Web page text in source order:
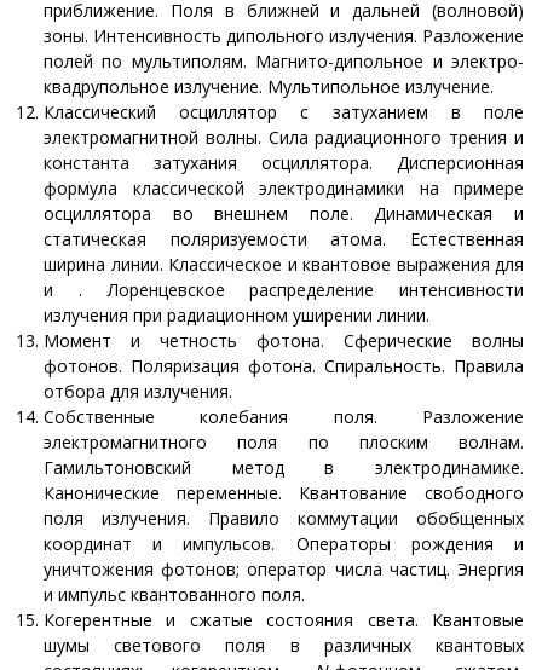
приближение. Поля в ближней и дальней (волновой)
зоны. Интенсивность дипольного излучения. Разложение
полей по мультиполям. Магнито-дипольное и электро-
квадрупольное излучение. Мультипольное излучение.
Классический осциллятор с затуханием в поле
электромагнитной волны. Сила радиационного трения и
константа затухания осциллятора. Дисперсионная
формула классической электродинамики на примере
осциллятора во внешнем поле. Динамическая и
статическая поляризуемости атома. Естественная
ширина линии. Классическое и квантовое выражения для
и . Лоренцевское распределение интенсивности
излучения при радиационном уширении линии.
Момент и четность фотона. Сферические волны
фотонов. Поляризация фотона. Спиральность. Правила
отбора для излучения.
Собственные колебания поля. Разложение
электромагнитного поля по плоским волнам.
Гамильтоновский метод в электродинамике.
Канонические переменные. Квантование свободного
поля излучения. Правило коммутации обобщенных
координат и импульсов. Операторы рождения и
уничтожения фотонов; оператор числа частиц. Энергия
и импульс квантованного поля.
Когерентные и сжатые состояния света. Квантовые
шумы светового поля в различных квантовых